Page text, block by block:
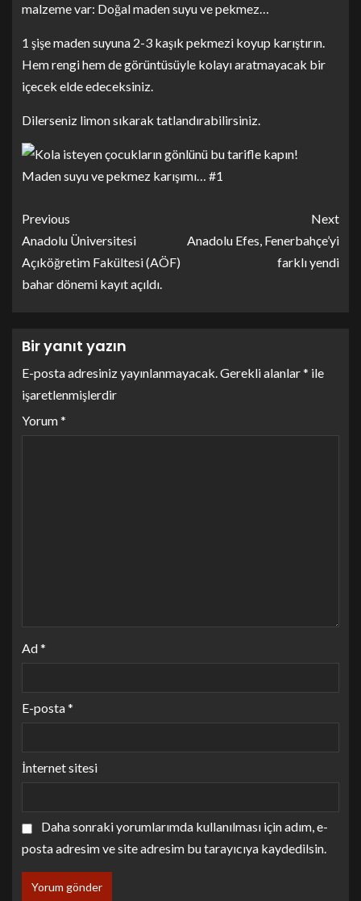
malzeme var: Doğal maden suyu ve pekmez…
1 şişe maden suyuna 2-3 kaşık pekmezi koyup karıştırın.
Hem rengi hem de görüntüsüyle kolayı aratmayacak bir
içecek elde edeceksiniz.
Dilerseniz limon sıkarak tatlandırabilirsiniz.
Previous
Anadolu Üniversitesi
Açıköğretim Fakültesi (AÖF)
bahar dönemi kayıt açıldı.
Next
Anadolu Efes, Fenerbahçe’yi
farklı yendi
Bir yanıt yazın
E-posta adresiniz yayınlanmayacak.Gerekli alanlar* ile
işaretlenmişlerdir
Yorum*
Ad*
E-posta*
İnternet sitesi
Daha sonraki yorumlarımda kullanılması için adım, e-
posta adresim ve site adresim bu tarayıcıya kaydedilsin.